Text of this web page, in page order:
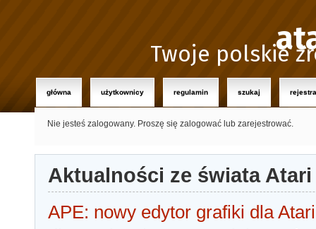
Twoje polskie
główna użytkownicy regulamin szukaj
Nie jesteś zalogowany. Proszę się zalogować lub zarejestrować.
Aktualności ze świata Atari
APE: nowy edytor grafiki dla Atari